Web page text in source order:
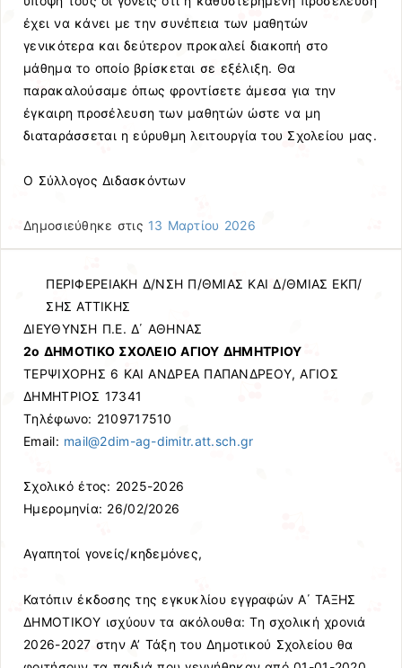
έχει να κάνει με την συνέπεια των μαθητών
γενικότερα και δεύτερον προκαλεί διακοπή στο
μάθημα το οποίο βρίσκεται σε εξέλιξη. Θα
παρακαλούσαμε όπως φροντίσετε άμεσα για την
έγκαιρη προσέλευση των μαθητών ώστε να μη
διαταράσσεται η εύρυθμη λειτουργία του Σχολείου μας.
Ο Σύλλογος Διδασκόντων
Δημοσιεύθηκε στις 13 Μαρτίου 2026
ΠΕΡΙΦΕΡΕΙΑΚΗ Δ/ΝΣΗ Π/ΘΜΙΑΣ ΚΑΙ Δ/ΘΜΙΑΣ ΕΚΠ/
ΣΗΣ ΑΤΤΙΚΗΣ
ΔΙΕΥΘΥΝΣΗ Π.Ε. Δ΄ ΑΘΗΝΑΣ
2ο ΔΗΜΟΤΙΚΟ ΣΧΟΛΕΙΟ ΑΓΙΟΥ ΔΗΜΗΤΡΙΟΥ
ΤΕΡΨΙΧΟΡΗΣ 6 ΚΑΙ ΑΝΔΡΕΑ ΠΑΠΑΝΔΡΕΟΥ, ΑΓΙΟΣ
ΔΗΜΗΤΡΙΟΣ 17341
Tηλέφωνο: 2109717510
Email: mail@2dim-ag-dimitr.att.sch.gr
Σχολικό έτος: 2025-2026
Ημερομηνία: 26/02/2026
Αγαπητοί γονείς/κηδεμόνες,
Κατόπιν έκδοσης της εγκυκλίου εγγραφών Α΄ ΤΑΞΗΣ
ΔΗΜΟΤΙΚΟΥ ισχύουν τα ακόλουθα: Τη σχολική χρονιά
2026-2027 στην Α’ Τάξη του Δημοτικού Σχολείου θα